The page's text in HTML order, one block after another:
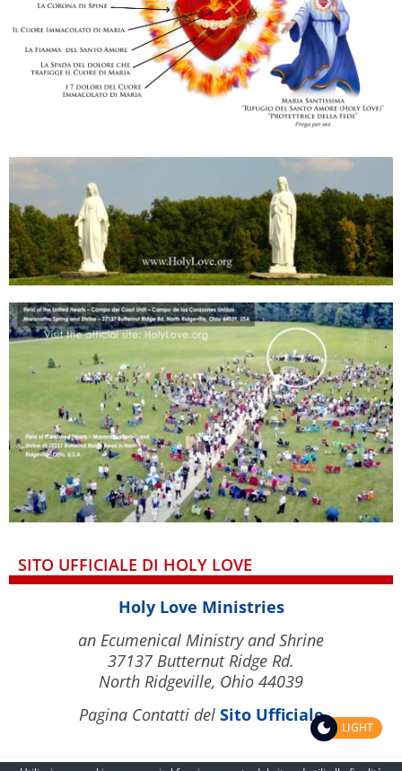
SITO UFFICIALE DI HOLY LOVE
Holy Love Ministries
an Ecumenical Ministry and Shrine
37137 Butternut Ridge Rd.
North Ridgeville, Ohio 44039
Pagina Contatti del Sito Ufficiale
LIGHT